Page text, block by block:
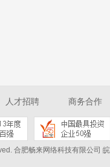
人才招聘 商务合作
合肥畅来网络科技有限公司